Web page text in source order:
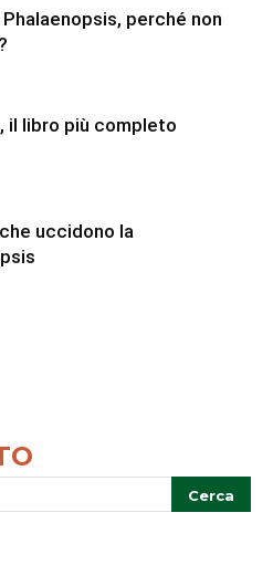
perché non
il libro più completo
uccidono la